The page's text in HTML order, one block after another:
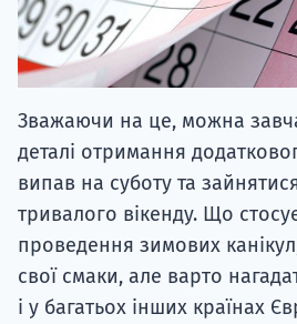
Зважаючи на це, можна
деталі отримання
випав на суботу та
тривалого вікенду. Що
проведення зимових
свої смаки, але варто
і у багатьох інших країнах